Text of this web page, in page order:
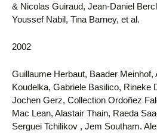
& Nicolas Guiraud, Jean-Daniel
Youssef Nabil, Tina Barney, et al.
2002
Guillaume Herbaut, Baader Meinhof,
Koudelka, Gabriele Basilico, Rineke
Jochen Gerz, Collection Ordoñez
Mac Lean, Alastair Thain, Raeda
Serguei Tchilikov , Jem Southam.